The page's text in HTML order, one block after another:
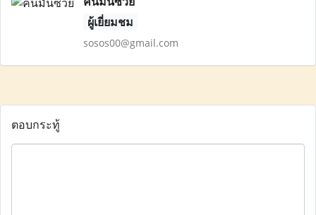
ผู้เยี่ยมชม
sosos00@gmail.com
ตอบกระทู้